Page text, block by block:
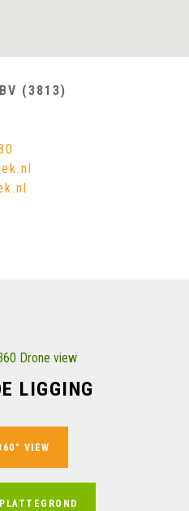
(3813)
Drone view
LIGGING
VIEW